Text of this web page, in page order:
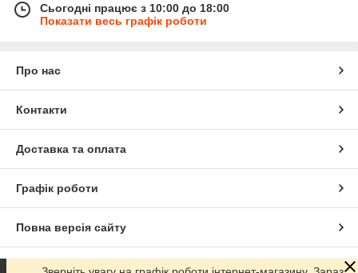
Сьогодні працює з 10:00 до 18:00
Показати весь графік роботи
Про нас
Контакти
Доставка та оплата
Графік роботи
Повна версія сайту
Сайт створено на маркетплейсі Prom.ua